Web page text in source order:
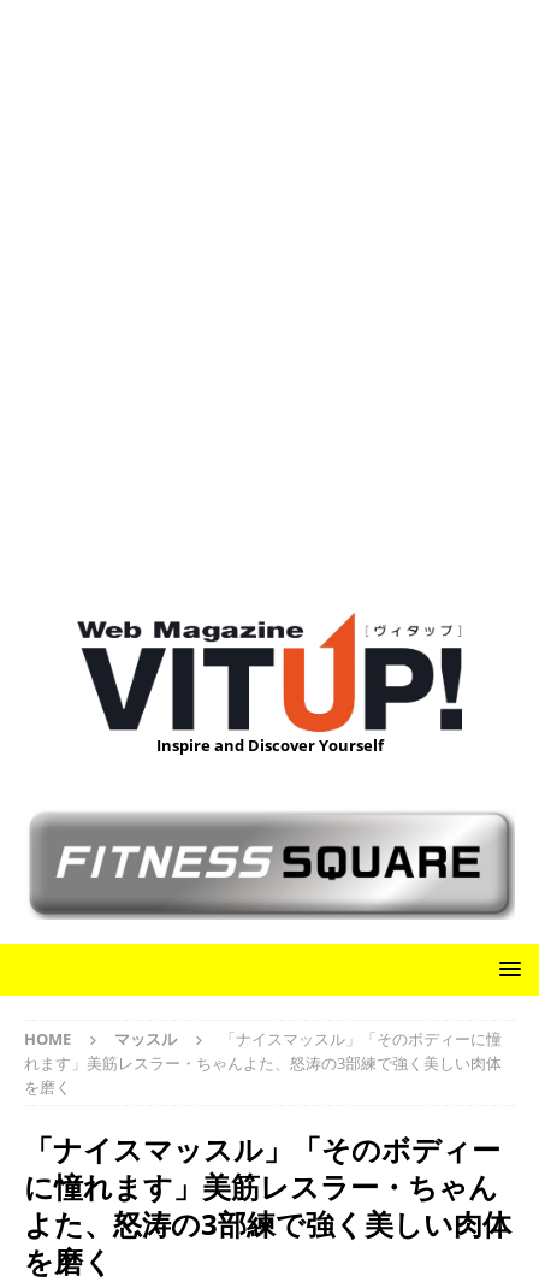
Inspire and Discover Yourself
HOME マッスル
「ナイスマッスル」「そのボディーに憧
れます」美筋レスラー・ちゃんよた、怒涛の3部練で強く美しい肉体
を磨く
「ナイスマッスル」「そのボディー
に憧れます」美筋レスラー・ちゃん
よた、怒涛の3部練で強く美しい肉体
を磨く